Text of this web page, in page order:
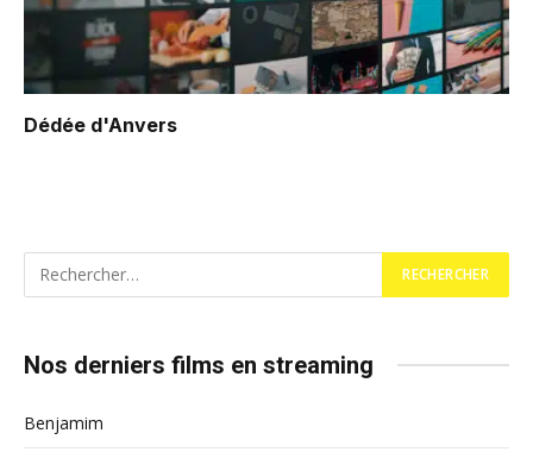
Dédée d'Anvers
Nos derniers films en streaming
Benjamim